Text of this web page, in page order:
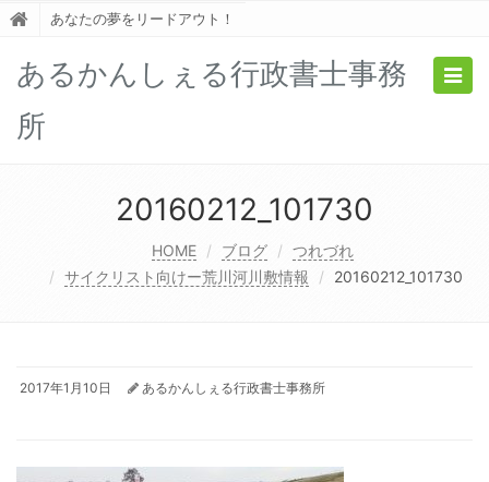
あなたの夢をリードアウト！
あるかんしぇる行政書士事務
所
20160212_101730
HOME ブログ
つれづれ
サイクリスト向けー荒川河川敷情報
20160212_101730
2017年1月10日 あるかんしぇる行政書士事務所